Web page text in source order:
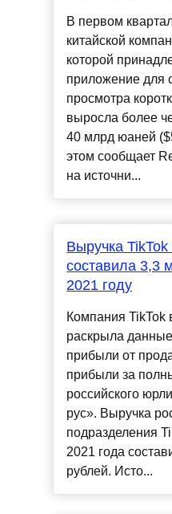
В первом
китайской
которой
приложение для
просмотра
выросла более
40 млрд юаней
этом сообщает
на источни...
Выручка TikTok
составила 3,3
2021 году
Компания TikTok
раскрыла
прибыли от
прибыли за
российского
рус». Выручка
подразделения
2021 года
рублей. Исто...